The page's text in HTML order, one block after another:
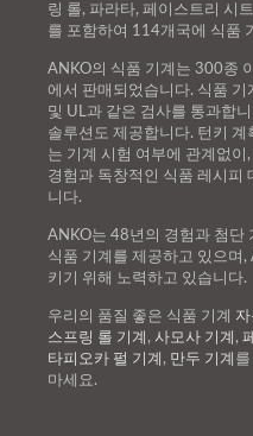
링 롤, 파라타, 페이스트리 시
를 포함하여 114개국에 식품
ANKO의 식품 기계는 300종
에서 판매되었습니다. 식품 기
및 UL과 같은 검사를 통과합
솔루션도 제공합니다. 턴키
는 기계 시험 여부에 관계없
경험과 독창적인 식품 레시피
니다.
ANKO는 48년의 경험과 첨단
식품 기계를 제공하고 있으며,
키기 위해 노력하고 있습니다.
우리의 품질 좋은 식품 기계
스프링 롤 기계 , 사모사 기계 ,
타피오카 펄 기계 , 만두 기계
마세요.